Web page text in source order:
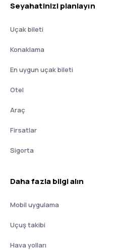
Seyahatinizi planlayın
Uçak bileti
Konaklama
En uygun uçak bileti
Otel
Araç
Firsatlar
Sigorta
Daha fazla bilgi alın
Mobil uygulama
Uçuş takibi
Hava yolları